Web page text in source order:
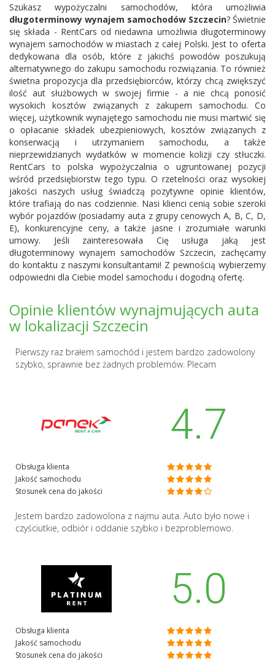
Szukasz wypożyczalni samochodów, która umożliwia
długoterminowy wynajem samochodów Szczecin? Świetnie
się składa - RentCars od niedawna umożliwia długoterminowy
wynajem samochodów w miastach z całej Polski. Jest to oferta
dedykowana dla osób, które z jakichś powodów poszukują
alternatywnego do zakupu samochodu rozwiązania. To również
świetna propozycja dla przedsiębiorców, którzy chcą zwiększyć
ilość aut służbowych w swojej firmie - a nie chcą ponosić
wysokich kosztów związanych z zakupem samochodu. Co
więcej, użytkownik wynajętego samochodu nie musi martwić się
o opłacanie składek ubezpieniowych, kosztów związanych z
konserwacją i utrzymaniem samochodu, a także
nieprzewidzianych wydatków w momencie kolizji czy stłuczki.
RentCars to polska wypożyczalnia o ugruntowanej pozycji
wśród przedsiębiorstw tego typu. O rzetelności oraz wysokiej
jakości naszych usług świadczą pozytywne opinie klientów,
które trafiają do nas codziennie. Nasi klienci cenią sobie szeroki
wybór pojazdów (posiadamy auta z grupy cenowych A, B, C, D,
E), konkurencyjne ceny, a także jasne i zrozumiałe warunki
umowy. Jeśli zainteresowała Cię usługa jaką jest
długoterminowy wynajem samochodów Szczecin, zachęcamy
do kontaktu z naszymi konsultantami! Z pewnością wybierzemy
odpowiedni dla Ciebie model samochodu i dogodną ofertę.
Opinie klientów wynajmujących auta
w lokalizacji Szczecin
Pierwszy raz brałem samochód i jestem bardzo zadowolony
szybko, sprawnie bez żadnych problemów. Plecam
4.7
Obsługa klienta
Jakość samochodu
Stosunek cena do jakości
Jestem bardzo zadowolona z najmu auta. Auto było nowe i
czyściutkie, odbiór i oddanie szybko i bezproblemowo.
5.0
Obsługa klienta
Jakość samochodu
Stosunek cena do jakości